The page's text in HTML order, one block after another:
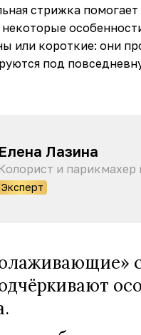
стрижка
или короткие: они
под
Елена Лазина
и парикмахер
Эксперт